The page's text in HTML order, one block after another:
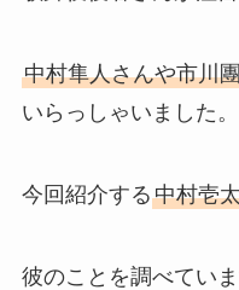
中村隼人さんや市川
いらっしゃいました。
今回紹介する中村壱
彼のことを調べてい